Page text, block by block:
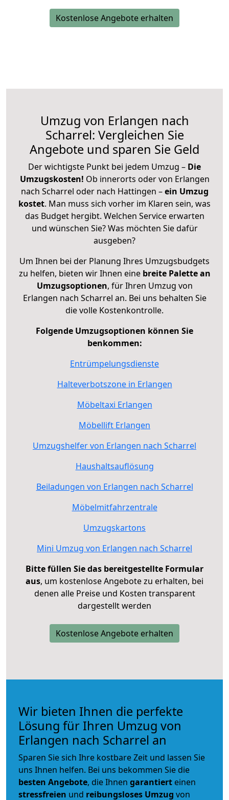
Kostenlose Angebote erhalten
Umzug von Erlangen nach
Scharrel: Vergleichen Sie
Angebote und sparen Sie Geld
Der wichtigste Punkt bei jedem Umzug – Die
Umzugskosten! Ob innerorts oder von Erlangen
nach Scharrel oder nach Hattingen –ein Umzug
kostet. Man muss sich vorher im Klaren sein, was
das Budget hergibt. Welchen Service erwarten
und wünschen Sie? Was möchten Sie dafür
ausgeben?
Um Ihnen bei der Planung Ihres Umzugsbudgets
zu helfen, bieten wir Ihnen eine breite Palette an
Umzugsoptionen, für Ihren Umzug von
Erlangen nach Scharrel an. Bei uns behalten Sie
die volle Kostenkontrolle.
Folgende Umzugsoptionen können Sie
benkommen:
Entrümpelungsdienste
Halteverbotszone in Erlangen
Möbeltaxi Erlangen
Möbellift Erlangen
Umzugshelfer von Erlangen nach Scharrel
Haushaltsauflösung
Beiladungen von Erlangen nach Scharrel
Möbelmitfahrzentrale
Umzugskartons
Mini Umzug von Erlangen nach Scharrel
Bitte füllen Sie das bereitgestellte Formular
aus, um kostenlose Angebote zu erhalten, bei
denen alle Preise und Kosten transparent
dargestellt werden
Kostenlose Angebote erhalten
Wir bieten Ihnen die perfekte
Lösung für Ihren Umzug von
Erlangen nach Scharrel an
Sparen Sie sich Ihre kostbare Zeit und lassen Sie
uns Ihnen helfen. Bei uns bekommen Sie die
besten Angebote, die Ihnen garantiert einen
stressfreien und reibungsloses Umzug von